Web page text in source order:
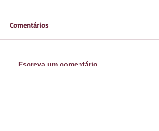
Comentários
Escreva um comentário